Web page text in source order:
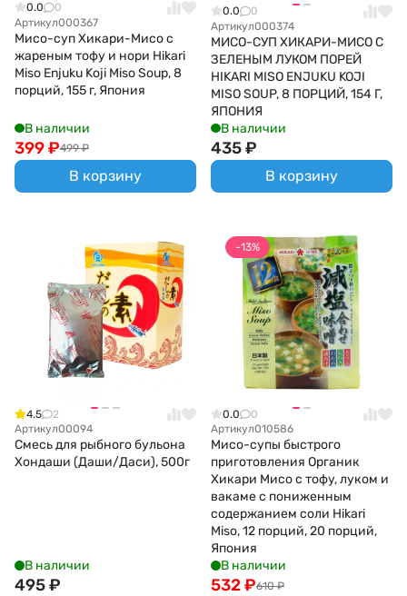
0.0
0
Артикул000367
Мисо-суп Хикари-Мисо с
жареным тофу и нори Hikari
Miso Enjuku Koji Miso Soup, 8
порций, 155 г, Япония
В наличии
499 ₽
399₽
В корзину
0.0
0
Артикул000374
МИСО-СУП ХИКАРИ-МИСО С
ЗЕЛЕНЫМ ЛУКОМ ПОРЕЙ
HIKARI MISO ENJUKU KOJI
MISO SOUP, 8 ПОРЦИЙ, 154 Г,
ЯПОНИЯ
В наличии
435₽
В корзину
4.5
2
Артикул00094
Смесь для рыбного бульона
Хондаши (Даши/Даси), 500г
В наличии
495₽
-13%
0.0
0
Артикул010586
Мисо-супы быстрого
приготовления Органик
Хикари Мисо с тофу, луком и
вакаме с пониженным
содержанием соли Hikari
Miso, 12 порций, 20 порций,
Япония
В наличии
610 ₽
532₽